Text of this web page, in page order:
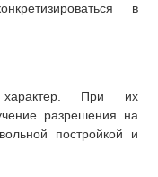
в
характер. При их
разрешения на
постройкой и